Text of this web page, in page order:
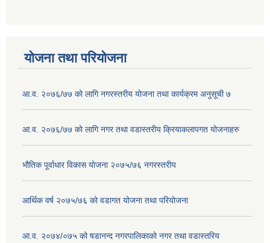
योजना तथा परियोजना
आ.व. २०७६/७७ को लागि नगरस्तरीय योजना तथा कार्यक्रम अनुसूची ७
आ.व. २०७६/७७ को लागि नगर तथा वडास्तरीय क्रियाकलापगत योजनाहरु
भौतिक पूर्वाधार विकास योजना २०७५/७६ नगरस्तरीय
आर्थिक वर्ष २०७५/७६ को वडागत योजना तथा परियोजना
आ.व. २०७४/०७५ को षडानन्द नगरपालिकाको नगर तथा वडास्तरिय